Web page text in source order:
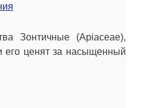
Зонтичные (Apiaceae),
его ценят за насыщенный